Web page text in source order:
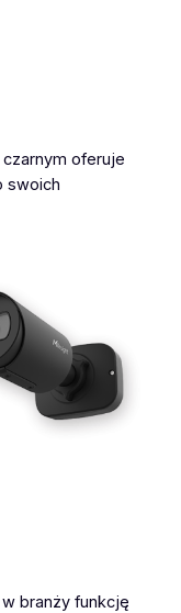
oferuje
swoich
branży funkcję